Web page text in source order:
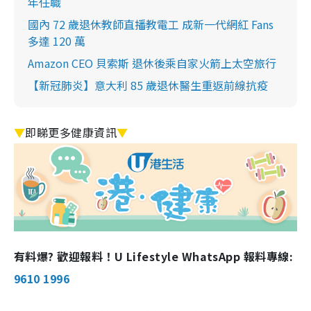
國內 72 歲退休教師直播教電工 成新一代網紅 Fans
多達 120 萬
Amazon CEO 貝索斯 退休後乘自家火箭上太空旅行
【新冠肺炎】意大利 85 歲退休醫生重返前線抗疫
▼即睇更多健康資訊▼
有料爆? 歡迎報料！U Lifestyle WhatsApp 報料專線:
9610 1996